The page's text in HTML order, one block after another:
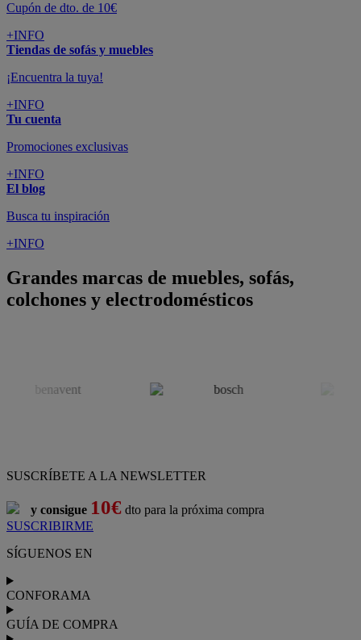
Cupón de dto. de 10€
+INFO
Tiendas de sofás y muebles
¡Encuentra la tuya!
+INFO
Tu cuenta
Promociones exclusivas
+INFO
El blog
Busca tu inspiración
+INFO
Grandes marcas de muebles, sofás,
colchones y electrodomésticos
SUSCRÍBETE A LA NEWSLETTER
y consigue 10€ dto para la próxima compra
SUSCRIBIRME
SÍGUENOS EN
CONFORAMA
GUÍA DE COMPRA